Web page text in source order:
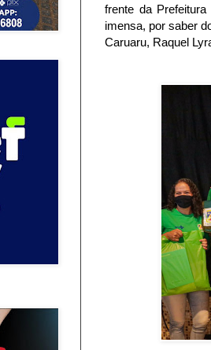
frente da
imensa, por saber
Caruaru, Raquel